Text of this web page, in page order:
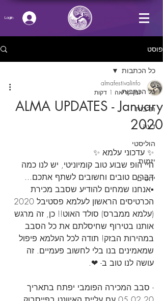
Login
פוסט
כל הכתבות
תרבות
דעה
הוליסטי
יזמות
יחסים
כל הכתבות
ALMA UPDATES - January
2020
almafestivalinfo
זמן קריאה 1 דקות
✨ עדכוני עלמא ✨
היי הופ שבוע טוב קומיוניטי, יש לנו כמה
דברים טובים וחשובים לשתף אתכם...
▪️אנחנו שמחים להודיע שסבב מכירת
(עלמא ממברס) סולד האוט!! כן, זה מרגש
אותנו בטירוף שחיסלתם את כל הסבב
במהירות הבזק! תודה לכל העלמא פיפול
שמאמינים בנו בלי לחשוב פעמיים. זה
עושה לנו טוב ב- ❤.
- סבב המכירה הפומבי יפתח בתאריך